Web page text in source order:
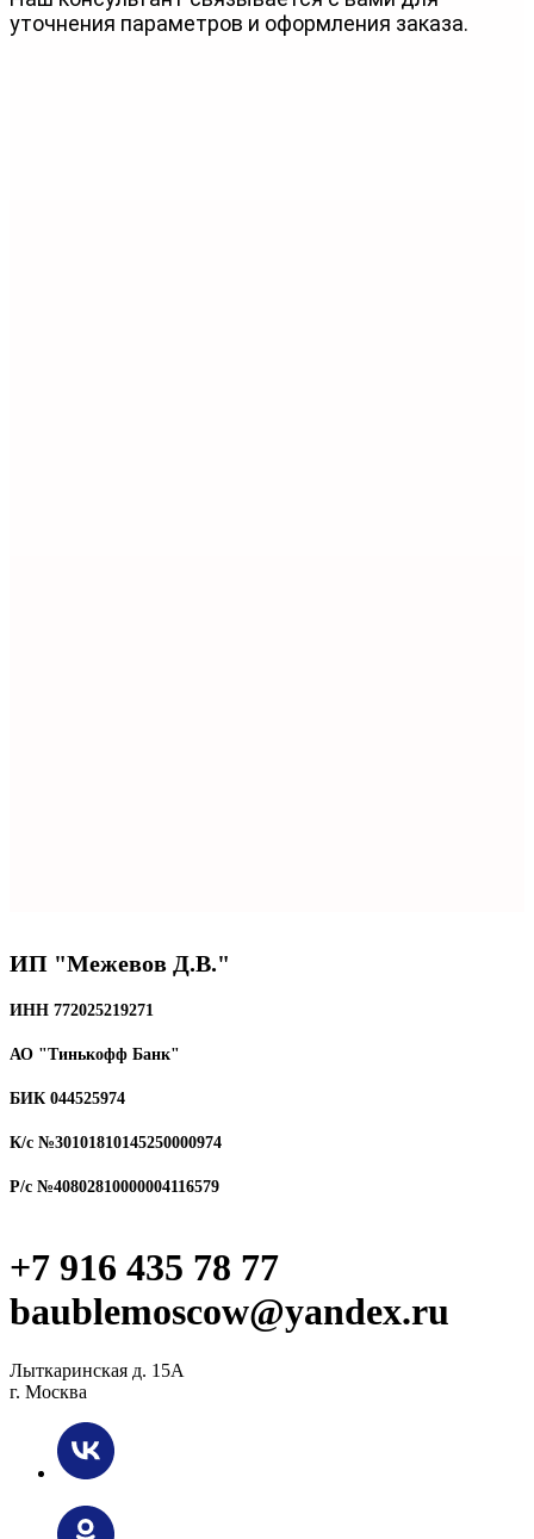
уточнения параметров и оформления заказа.
ИП "Межевов Д.В."
ИНН 772025219271
АО "Тинькофф Банк"
БИК 044525974
К/с №30101810145250000974
Р/с №40802810000004116579
+7 916 435 78 77
baublemoscow@yandex.ru
Лыткаринская д. 15А
г. Москва